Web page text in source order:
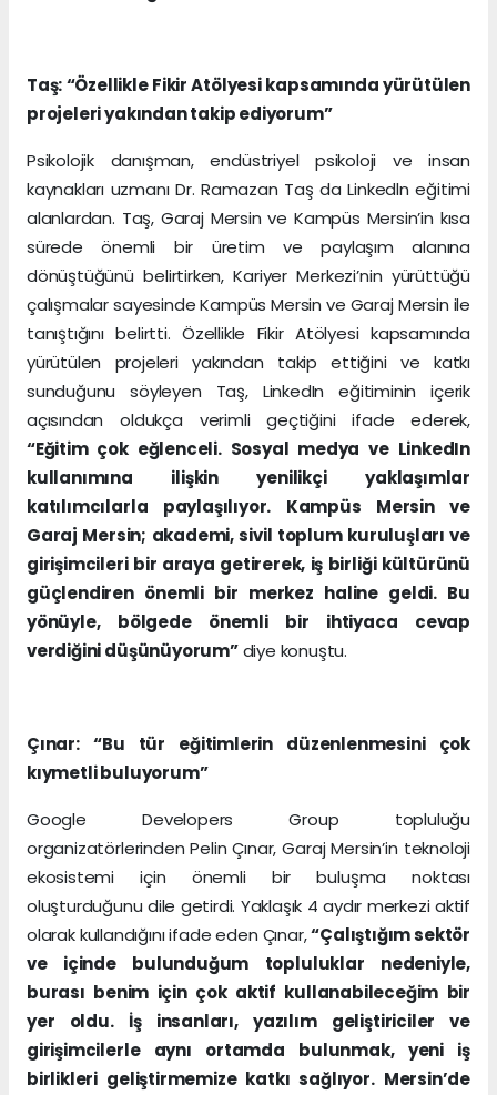
Taş: “Özellikle Fikir Atölyesi kapsamında yürütülen
projeleri yakından takip ediyorum”
Psikolojik danışman, endüstriyel psikoloji ve insan
kaynakları uzmanı Dr. Ramazan Taş da Linkedln eğitimi
alanlardan. Taş, Garaj Mersin ve Kampüs Mersin’in kısa
sürede önemli bir üretim ve paylaşım alanına
dönüştüğünü belirtirken, Kariyer Merkezi’nin yürüttüğü
çalışmalar sayesinde Kampüs Mersin ve Garaj Mersin ile
tanıştığını belirtti. Özellikle Fikir Atölyesi kapsamında
yürütülen projeleri yakından takip ettiğini ve katkı
sunduğunu söyleyen Taş, LinkedIn eğitiminin içerik
açısından oldukça verimli geçtiğini ifade ederek,
“Eğitim çok eğlenceli. Sosyal medya ve LinkedIn
kullanımına ilişkin yenilikçi yaklaşımlar
katılımcılarla paylaşılıyor. Kampüs Mersin ve
Garaj Mersin; akademi, sivil toplum kuruluşları ve
girişimcileri bir araya getirerek, iş birliği kültürünü
güçlendiren önemli bir merkez haline geldi. Bu
yönüyle, bölgede önemli bir ihtiyaca cevap
verdiğini düşünüyorum”diye konuştu.
Çınar: “Bu tür eğitimlerin düzenlenmesini çok
kıymetli buluyorum”
Google Developers Group topluluğu
organizatörlerinden Pelin Çınar, Garaj Mersin’in teknoloji
ekosistemi için önemli bir buluşma noktası
oluşturduğunu dile getirdi. Yaklaşık 4 aydır merkezi aktif
olarak kullandığını ifade eden Çınar,“Çalıştığım sektör
ve içinde bulunduğum topluluklar nedeniyle,
burası benim için çok aktif kullanabileceğim bir
yer oldu. İş insanları, yazılım geliştiriciler ve
girişimcilerle aynı ortamda bulunmak, yeni iş
birlikleri geliştirmemize katkı sağlıyor. Mersin’de